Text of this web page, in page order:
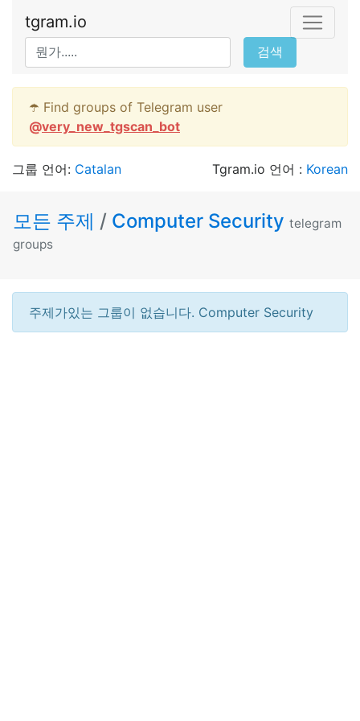
tgram.io
검색
☂️ Find groups of Telegram user
@very_new_tgscan_bot
그룹 언어: Catalan Tgram.io 언어 : Korean
모든 주제 / Computer Security telegram
groups
주제가있는 그룹이 없습니다. Computer Security